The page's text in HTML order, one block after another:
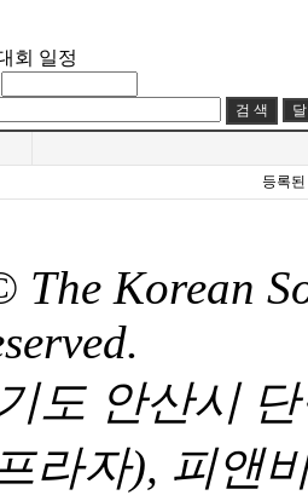
회 일정
등록
The Korean
도 안산시
라자), 피앤